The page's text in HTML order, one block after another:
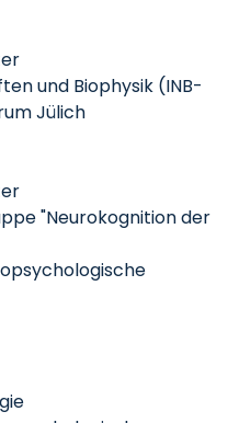
und Biophysik (INB-
Jülich
"Neurokognition der